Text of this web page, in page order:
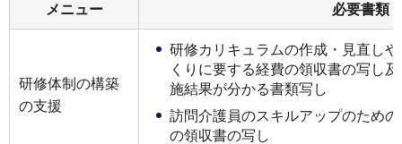
メニュー 必要書類
研修体制の構築
の⽀援
研修カリキュラムの作成・⾒直し
くりに要する経費の領収書の写し
施結果が分かる書類写し
訪問介護員のスキルアップのため
の領収書の写し